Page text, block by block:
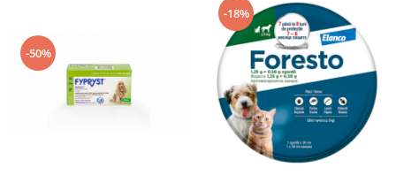
-50%
-18%